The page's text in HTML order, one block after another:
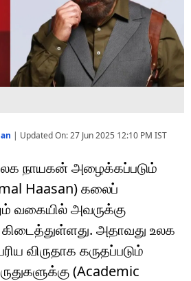
| Updated On:27 Jun 2025 12:10 PM IST
நாயகன் அழைக்கப்படும்
Haasan) கலைப்
வகையில் அவருக்கு
கிடைத்துள்ளது. அதாவது உலக
விருதாக கருதப்படும்
(Academic